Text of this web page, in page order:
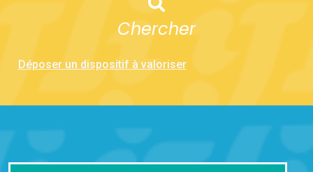
Chercher
Déposer un dispositif à valoriser